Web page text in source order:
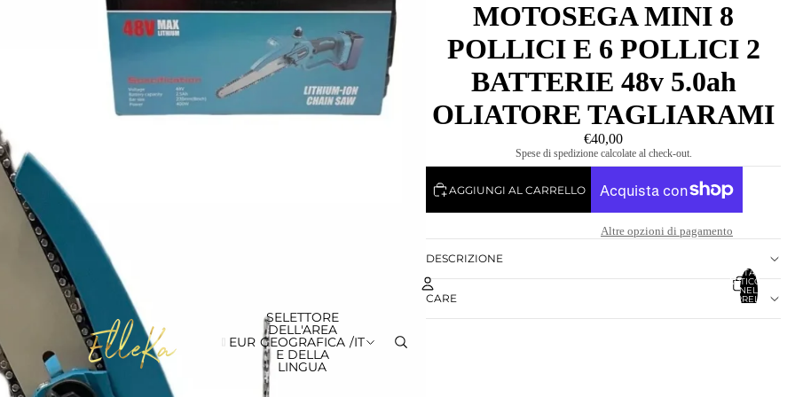
EUR
SELETTORE
DELL'AREA
GEOGRAFICA
E DELLA
LINGUA
/IT
TOTALE
ARTICOLI
NEL
CARRELLO:
MOTOSEGA MINI 8
POLLICI E 6 POLLICI 2
BATTERIE 48v 5.0ah
OLIATORE TAGLIARAMI
€40,00
Spese di spedizione calcolate al check-out.
AGGIUNGI AL CARRELLO
Altre opzioni di pagamento
DESCRIZIONE
CARE